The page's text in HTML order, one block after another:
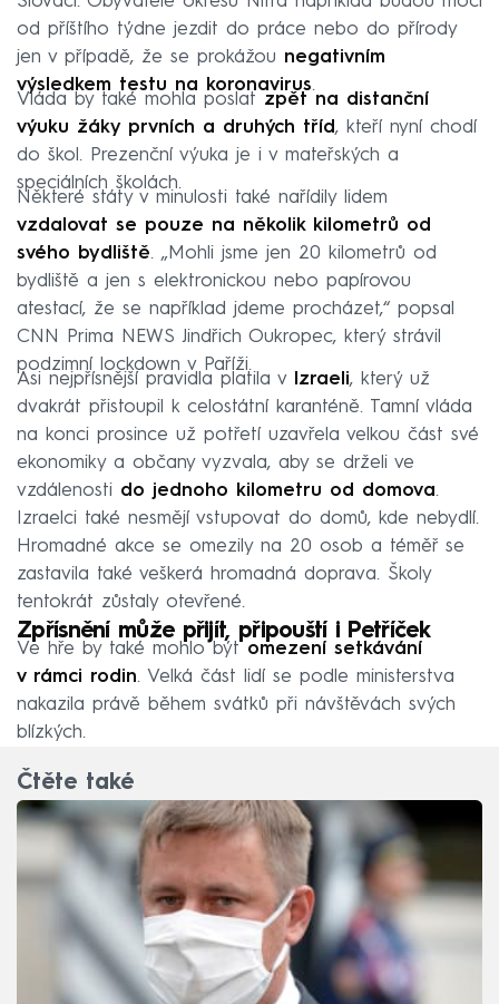
od příštího týdne jezdit do práce nebo do přírody
jen v případě, že se prokážou negativním
výsledkem testu na koronavirus.
Vláda by také mohla poslat zpět na distanční
výuku žáky prvních a druhých tříd, kteří nyní chodí
do škol. Prezenční výuka je i v mateřských a
speciálních školách.
Některé státy v minulosti také nařídily lidem
vzdalovat se pouze na několik kilometrů od
svého bydliště. „Mohli jsme jen 20 kilometrů od
bydliště a jen s elektronickou nebo papírovou
atestací, že se například jdeme procházet,“ popsal
CNN Prima NEWS Jindřich Oukropec, který strávil
podzimní lockdown v Paříži.
Asi nejpřísnější pravidla platila v Izraeli, který už
dvakrát přistoupil k celostátní karanténě. Tamní vláda
na konci prosince už potřetí uzavřela velkou část své
ekonomiky a občany vyzvala, aby se drželi ve
vzdálenosti do jednoho kilometru od domova.
Izraelci také nesmějí vstupovat do domů, kde nebydlí.
Hromadné akce se omezily na 20 osob a téměř se
zastavila také veškerá hromadná doprava. Školy
tentokrát zůstaly otevřené.
Zpřísnění může přijít, připouští i Petříček
Ve hře by také mohlo být omezení setkávání
v rámci rodin. Velká část lidí se podle ministerstva
nakazila právě během svátků při návštěvách svých
blízkých.
Čtěte také